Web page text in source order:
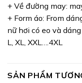
+ Về đường may:
+ Form áo: From
nữ hơi có eo và
L, XL, XXL….4XL
SẢN PHẨM